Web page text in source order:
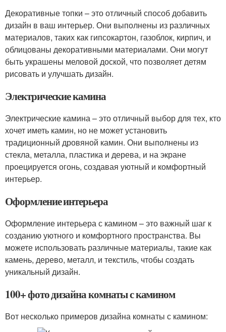
Декоративные топки – это отличный способ добавить
дизайн в ваш интерьер. Они выполнены из различных
материалов, таких как гипсокартон, газоблок, кирпич, и
облицованы декоративными материалами. Они могут
быть украшены меловой доской, что позволяет детям
рисовать и улучшать дизайн.
Электрические камина
Электрические камина – это отличный выбор для тех, кто
хочет иметь камин, но не может установить
традиционный дровяной камин. Они выполнены из
стекла, металла, пластика и дерева, и на экране
проецируется огонь, создавая уютный и комфортный
интерьер.
Оформление интерьера
Оформление интерьера с камином – это важный шаг к
созданию уютного и комфортного пространства. Вы
можете использовать различные материалы, такие как
камень, дерево, металл, и текстиль, чтобы создать
уникальный дизайн.
100+ фото дизайна комнаты с камином
Вот несколько примеров дизайна комнаты с камином: